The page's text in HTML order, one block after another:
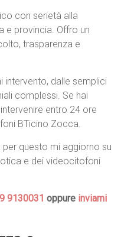
con serietà alla
e provincia. Offro un
trasparenza e
intervento, dalle semplici
complessi. Se hai
entro 24 ore
BTicino Zocca.
questo mi aggiorno su
e dei videocitofoni
9130031 oppure inviami